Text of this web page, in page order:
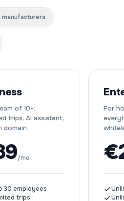
manufacturers
of 10+:
trips, AI assistant,
domain.
/mo
30 employees
trips
For
€